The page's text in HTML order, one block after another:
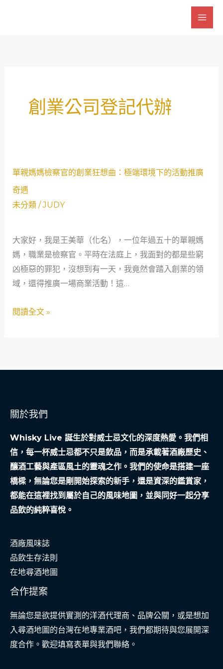
創業公司登記代辦
單親媽媽檢察官的創業狂想曲：極端環境下的活動推廣
奇遇
未分類 /JUDY
大家好，我是王美華（化名），一位年過五十的單親媽
媽，職業是檢察官。平時在法庭上，我面對的都是些窮
凶極惡的罪犯，沒想到有一天，我竟然會踏入創業的領
域，還得推廣一場商業活動！這…
單
媽
察
官
的
創
狂
端
下
活
動
推
廣
奇
遇
閱讀全文 »
關於我們
Whisky Live 誕生於對威士忌文化的深度熱愛。我們相
信，每一杯威士忌都不只是飲品，而是承載著酒廠歷史、
釀酒工藝與產區風土的靈魂之作。我們的使命是搭建一座
橋樑，無論您是剛開始探索的新手，還是資深的鑑賞家，
都能在這裡找到屬於自己的風味地圖，並與同好一起分享
品飲的純粹喜悅。
酒廠風味誌
品飲生存法則
在地尋酒地圖
合作提案
無論您是欲提供實測的洋酒代理商、品牌公關，或是想加
入尋酒地圖的台灣在地專業酒吧，我們都期待與您展開深
度合作。歡迎填寫表單與我們聯絡。